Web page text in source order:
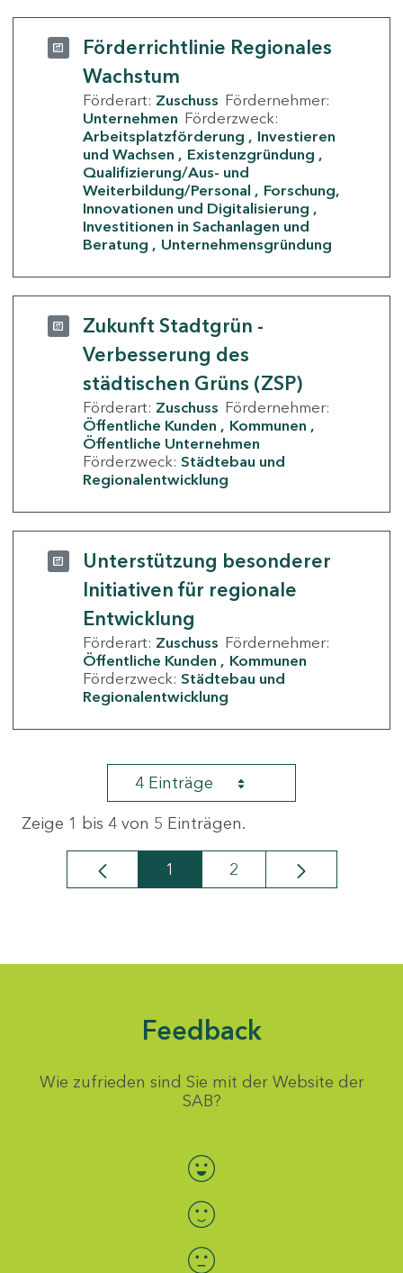
Förderrichtlinie Regionales
Wachstum
Förderart: Zuschuss Fördernehmer:
Unternehmen Förderzweck:
Arbeitsplatzförderung
Investieren
und Wachsen
Existenzgründung
Qualifizierung/Aus- und
Weiterbildung/Personal
Forschung,
Innovationen und Digitalisierung
Investitionen in Sachanlagen und
Beratung
Unternehmensgründung
Zukunft Stadtgrün -
Verbesserung des
städtischen Grüns (ZSP)
Förderart: Zuschuss Fördernehmer:
Öffentliche Kunden
Kommunen
Öffentliche Unternehmen
Förderzweck: Städtebau und
Regionalentwicklung
Unterstützung besonderer
Initiativen für regionale
Entwicklung
Förderart: Zuschuss Fördernehmer:
Öffentliche Kunden
Kommunen
Förderzweck: Städtebau und
Regionalentwicklung
4 Einträge
Zeige 1 bis 4 von 5 Einträgen.
Seite
1 Seite
2
Feedback
Wie zufrieden sind Sie mit der Website der
SAB?
Bewertung auswählen